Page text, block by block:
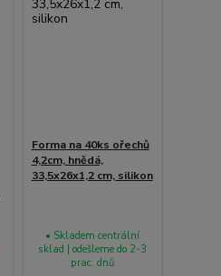
Forma na 40ks ořechů
4,2cm, hnědá,
33,5x26x1,2 cm, silikon
• Skladem centrální
sklad | odešleme do 2-3
prac. dnů